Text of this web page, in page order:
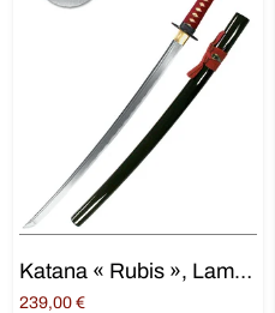
Katana « Rubis », Lame aiguisée Damas
239,00 €